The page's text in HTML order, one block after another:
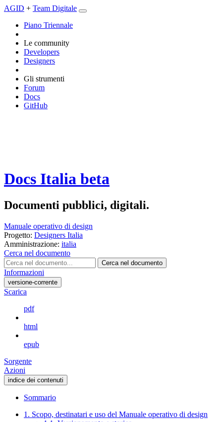
AGID + Team Digitale
Piano Triennale
Le community
Developers
Designers
Gli strumenti
Forum
Docs
GitHub
Docs Italia beta
Documenti pubblici, digitali.
Manuale operativo di design
Progetto: Designers Italia
Amministrazione: italia
Cerca nel documento
Cerca nel documento
Informazioni
versione-corrente
Scarica
pdf
html
epub
Sorgente
Azioni
indice dei contenuti
Sommario
1. Scopo, destinatari e uso del Manuale operativo di design